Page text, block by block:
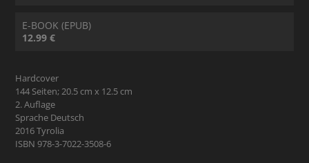
E-BOOK (EPUB)
12.99 €
Hardcover
144 Seiten; 20.5 cm x 12.5 cm
2. Auflage
Sprache Deutsch
2016 Tyrolia
ISBN 978-3-7022-3508-6